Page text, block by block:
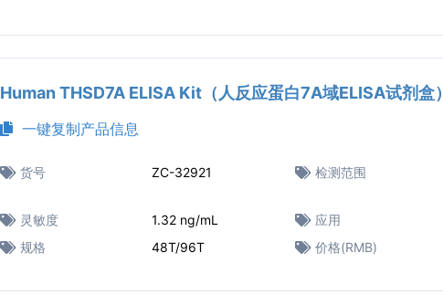
Human THSD7A ELISA Kit（人反应蛋白7A域ELISA试剂盒）
一键复制产品信息
货号 ZC-32921 检测范围
灵敏度
1.32 ng/mL 应用
规格
48T/96T 价格(RMB)